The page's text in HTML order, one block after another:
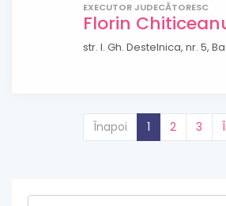
EXECUTOR JUDECĂTORESC
Florin
str. I. Gh. Destelnica, nr. 5,
Înapoi 1 2 3